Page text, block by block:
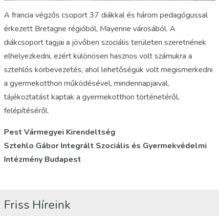
A francia végzős csoport 37 diákkal és három pedagógussal
érkezett Bretagne régióból, Mayenne városából. A
diákcsoport tagjai a jövőben szociális területen szeretnének
elhelyezkedni, ezért különösen hasznos volt számukra a
sztehlós körbevezetés, ahol lehetőségük volt megismerkedni
a gyermekotthon működésével, mindennapjaival,
tájékoztatást kaptak a gyermekotthon történetéről,
felépítéséről.
Pest Vármegyei Kirendeltség
Sztehlo Gábor Integrált Szociális és Gyermekvédelmi
Intézmény Budapest
Friss Híreink